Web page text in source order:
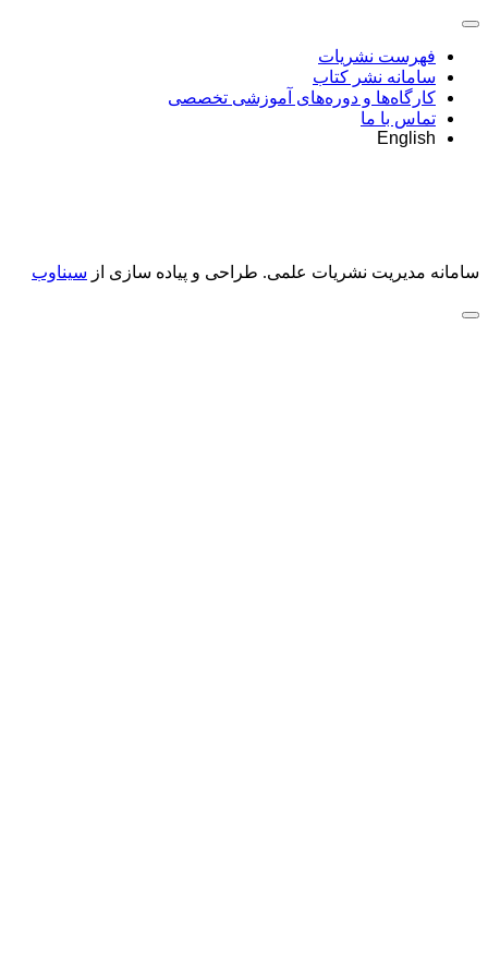
فهرست نشریات
سامانه نشر کتاب
کارگاه‌ها و دوره‌های آموزشی تخصصی
تماس با ما
English
سامانه مدیریت نشریات علمی. طراحی و پیاده سازی از سیناوب